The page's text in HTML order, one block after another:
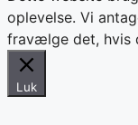
oplevelse. Vi
fravælge det, hvis
Luk